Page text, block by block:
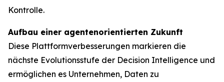
Kontrolle.
Aufbau einer agentenorientierten Zukunft
Diese Plattformverbesserungen markieren die
nächste Evolutionsstufe der Decision Intelligence und
ermöglichen es Unternehmen, Daten zu